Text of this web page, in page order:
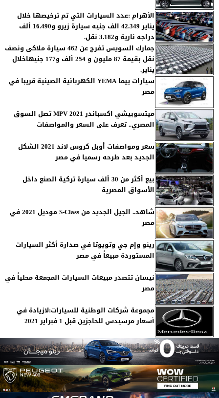
الأهرام :عدد السيارات التي تم ترخيصها خلال
يناير 42.349 الف جنيه سيارة زيرو و16.490 ألف
دراجه نارية و3.182 نقل.
جمارك السويس تفرج عن 462 سيارة ملاكى ونصف
نقل بقيمة 87 مليون و 254 ألف و177 جنيهاخلال
يناير.
سيارات ييما YEMA الكهربائية الصينية قريبا في
مصر
ميتسوبيشي اكسباندر 2021 MPV تصل السوق
المصري.. تعرف على السعر والمواصفات
سعر ومواصفات أوبل كروس لاند 2021 الشكل
الجديد بعد طرحه رسميا في مصر
بيع أكثر من 30 ألف سيارة تركية الصنع داخل
الأسواق المصرية
شاهد.. الجيل الجديد من S-Class موديل 2021 في
مصر
رينو وإم جي وتويوتا في صدارة أكثر السيارات
المستوردة مبيعاً في مصر
نيسان تتصدر مبيعات السيارات المجمعة محلياً في
مصر
مجموعة شركات الوطنية للسيارات:لازيادة في
أسعار مرسيدس للحاجزين قبل 1 فبراير 2021